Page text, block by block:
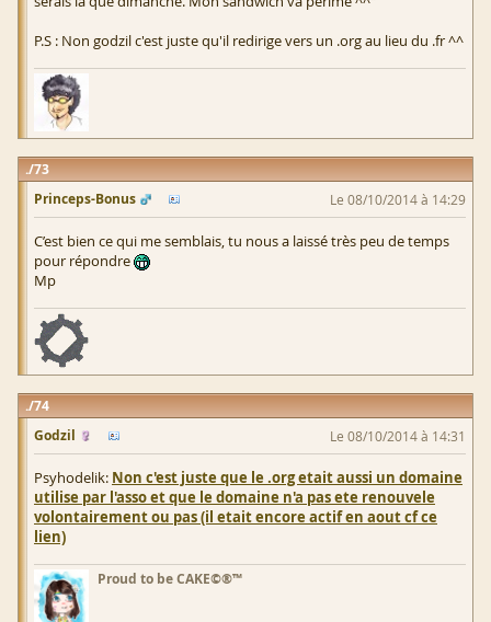
P.S : Non godzil c'est juste qu'il redirige vers un .org au lieu du .fr ^^
73
Princeps-Bonus
Le 08/10/2014 à 14:29
C’est bien ce qui me semblais, tu nous a laissé très peu de temps
pour répondre
Mp
74
Godzil
Le 08/10/2014 à 14:31
Psyhodelik: Non c'est juste que le .org etait aussi un domaine
utilise par l'asso et que le domaine n'a pas ete renouvele
volontairement ou pas (il etait encore actif en aout cf ce
lien)
Proud to be CAKE©®™